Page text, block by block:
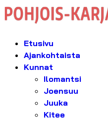
Etusivu
Ajankohtaista
Kunnat
Ilomantsi
Joensuu
Juuka
Kitee